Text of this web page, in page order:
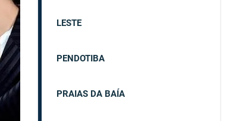
LESTE
PENDOTIBA
PRAIAS DA BAÍA